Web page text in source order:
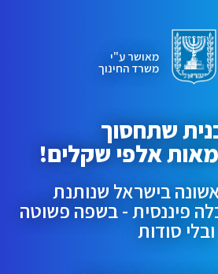
שתחסוך
אלפי שקלים!
בישראל שנותנת
פיננסית - בשפה פשוטה
ובלי סודות
מאושר ע"י
משרד החינוך